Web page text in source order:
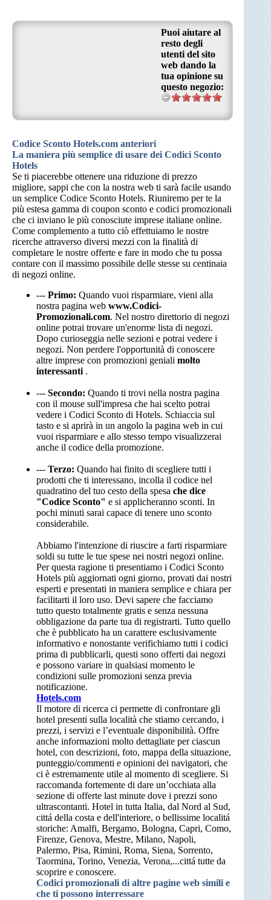
Puoi aiutare al
resto degli
utenti del sito
web dando la
tua opinione su
questo negozio:
Codice Sconto Hotels.com anteriori
La maniera più semplice di usare dei Codici Sconto
Hotels
Se ti piacerebbe ottenere una riduzione di prezzo
migliore, sappi che con la nostra web ti sarà facile usando
un semplice Codice Sconto Hotels. Riuniremo per te la
più estesa gamma di coupon sconto e codici promozionali
che ci inviano le più conosciute imprese italiane online.
Come complemento a tutto ciò effettuiamo le nostre
ricerche attraverso diversi mezzi con la finalità di
completare le nostre offerte e fare in modo che tu possa
contare con il massimo possibile delle stesse su centinaia
di negozi online.
--- Primo: Quando vuoi risparmiare, vieni alla
nostra pagina web www.Codici-
Promozionali.com. Nel nostro direttorio di negozi
online potrai trovare un'enorme lista di negozi.
Dopo curioseggia nelle sezioni e potrai vedere i
negozi. Non perdere l'opportunità di conoscere
altre imprese con promozioni geniali molto
interessanti .
--- Secondo: Quando ti trovi nella nostra pagina
con il mouse sull'impresa che hai scelto potrai
vedere i Codici Sconto di Hotels. Schiaccia sul
tasto e si aprirà in un angolo la pagina web in cui
vuoi risparmiare e allo stesso tempo visualizzerai
anche il codice della promozione.
--- Terzo: Quando hai finito di scegliere tutti i
prodotti che ti interessano, incolla il codice nel
quadratino del tuo cesto della spesa che dice
"Codice Sconto" e si applicheranno sconti. In
pochi minuti sarai capace di tenere uno sconto
considerabile.
Abbiamo l'intenzione di riuscire a farti risparmiare
soldi su tutte le tue spese nei nostri negozi online.
Per questa ragione ti presentiamo i Codici Sconto
Hotels più aggiornati ogni giorno, provati dai nostri
esperti e presentati in maniera semplice e chiara per
facilitarti il loro uso. Devi sapere che facciamo
tutto questo totalmente gratis e senza nessuna
obbligazione da parte tua di registrarti. Tutto quello
che è pubblicato ha un carattere esclusivamente
informativo e nonostante verifichiamo tutti i codici
prima di pubblicarli, questi sono offerti dai negozi
e possono variare in qualsiasi momento le
condizioni sulle promozioni senza previa
notificazione.
Hotels.com
Il motore di ricerca ci permette di confrontare gli
hotel presenti sulla località che stiamo cercando, i
prezzi, i servizi e l’eventuale disponibilità. Offre
anche informazioni molto dettagliate per ciascun
hotel, con descrizioni, foto, mappa della situazione,
punteggio/commenti e opinioni dei navigatori, che
ci è estremamente utile al momento di scegliere. Si
raccomanda fortemente di dare un’occhiata alla
sezione di offerte last minute dove i prezzi sono
ultrascontanti. Hotel in tutta Italia, dal Nord al Sud,
cittá della costa e dell'interiore, o bellissime localitá
storiche: Amalfi, Bergamo, Bologna, Capri, Como,
Firenze, Genova, Mestre, Milano, Napoli,
Palermo, Pisa, Rimini, Roma, Siena, Sorrento,
Taormina, Torino, Venezia, Verona,...cittá tutte da
scoprire e conoscere.
Codici promozionali di altre pagine web simili e
che ti possono interressare